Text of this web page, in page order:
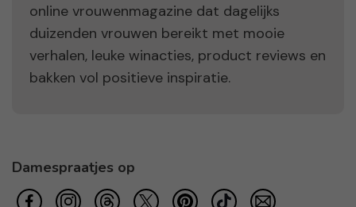
online vrouwenmagazine dat dagelijks
duizenden vrouwen bereikt met mooie
verhalen, leuke winacties, product reviews en
bakken vol positieve inspiratie.
Damespraatjes op